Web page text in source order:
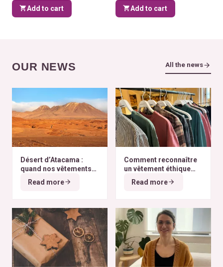
Add to cart Add to cart
OUR NEWS All the news
Désert d’Atacama :
quand nos vêtements
finissent à l’autre bout
du monde
Read more
Comment reconnaître
un vêtement éthique
selon nos critères ?
Read more